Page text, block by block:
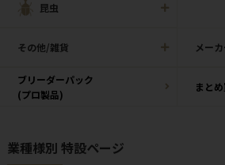
昆虫
その他/雑貨 メー
ブリーダーパック
(プロ製品)
まと
業種様別 特設ページ